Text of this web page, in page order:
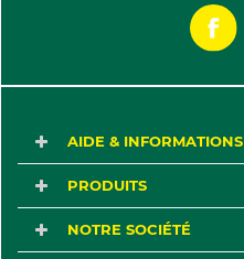
AIDE & INFORMATIONS
PRODUITS
NOTRE SOCIÉTÉ